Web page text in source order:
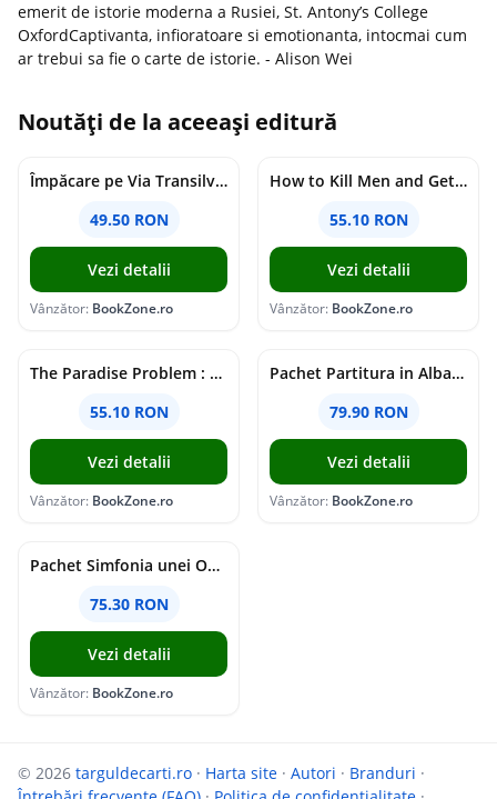
emerit de istorie moderna a Rusiei, St. Antony’s College
OxfordCaptivanta, infioratoare si emotionanta, intocmai cum
ar trebui sa fie o carte de istorie. - Alison Wei
Noutăți de la aceeași editură
Împăcare pe Via Transilvanica
49.50 RON
Vezi detalii
Vânzător: BookZone.ro
How to Kill Men and Get Away With It : Book 1
55.10 RON
Vezi detalii
Vânzător: BookZone.ro
The Paradise Problem : A sparkling opposites-attract fake-dating romance
55.10 RON
Vezi detalii
Vânzător: BookZone.ro
Pachet Partitura in Albastru
79.90 RON
Vezi detalii
Vânzător: BookZone.ro
Pachet Simfonia unei Obsesii
75.30 RON
Vezi detalii
Vânzător: BookZone.ro
© 2026 targuldecarti.ro · Harta site · Autori · Branduri ·